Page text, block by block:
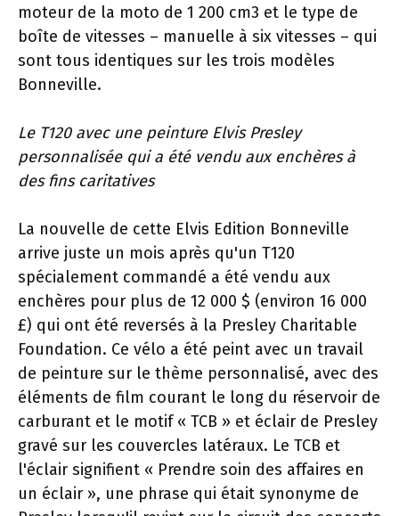
moteur de la moto de 1 200 cm3 et le type de
boîte de vitesses – manuelle à six vitesses – qui
sont tous identiques sur les trois modèles
Bonneville.
Le T120 avec une peinture Elvis Presley
personnalisée qui a été vendu aux enchères à
des fins caritatives
La nouvelle de cette Elvis Edition Bonneville
arrive juste un mois après qu'un T120
spécialement commandé a été vendu aux
enchères pour plus de 12 000 $ (environ 16 000
£) qui ont été reversés à la Presley Charitable
Foundation. Ce vélo a été peint avec un travail
de peinture sur le thème personnalisé, avec des
éléments de film courant le long du réservoir de
carburant et le motif « TCB » et éclair de Presley
gravé sur les couvercles latéraux. Le TCB et
l'éclair signifient « Prendre soin des affaires en
un éclair », une phrase qui était synonyme de